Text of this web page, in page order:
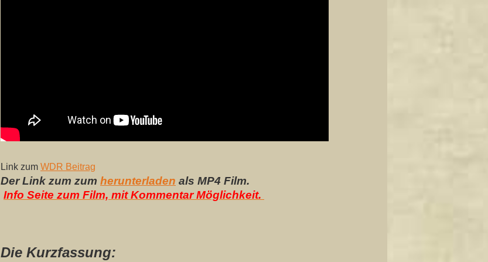
Link zum WDR Beitrag
Der Link zum zum herunterladen als MP4 Film.
Info Seite zum Film, mit Kommentar Möglichkeit.
Die Kurzfassung: